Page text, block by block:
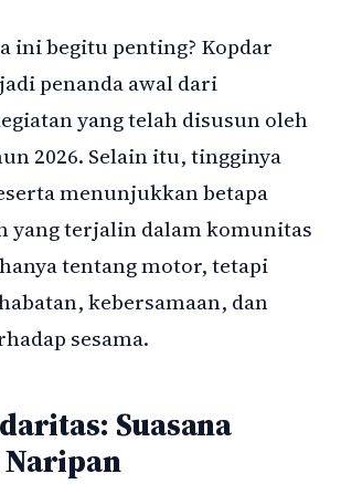
ini begitu penting? Kopdar
penanda awal dari
yang telah disusun oleh
2026. Selain itu, tingginya
menunjukkan betapa
yang terjalin dalam komunitas
tentang motor, tetapi
kebersamaan, dan
sesama.
Suasana